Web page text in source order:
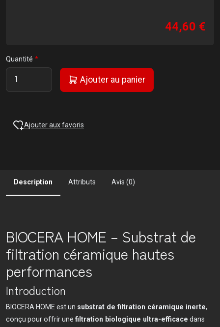
44,60 €
Quantité
Ajouter au panier
Ajouter aux favoris
Description Attributs Avis (0)
BIOCERA HOME – Substrat de
filtration céramique hautes
performances
Introduction
BIOCERA HOME est un substrat de filtration céramique inerte,
conçu pour offrir une filtration biologique ultra-efficace dans